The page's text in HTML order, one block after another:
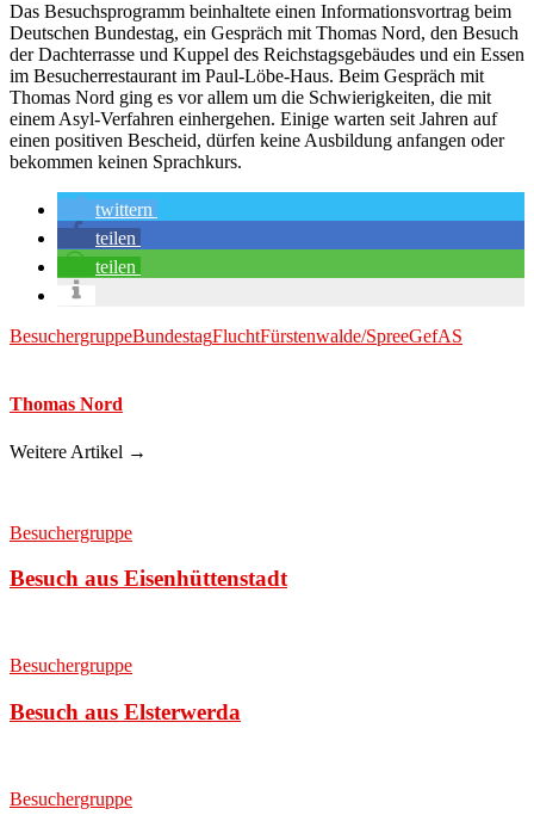
Das Besuchsprogramm beinhaltete einen Informationsvortrag beim
Deutschen Bundestag, ein Gespräch mit Thomas Nord, den Besuch
der Dachterrasse und Kuppel des Reichstagsgebäudes und ein Essen
im Besucherrestaurant im Paul-Löbe-Haus. Beim Gespräch mit
Thomas Nord ging es vor allem um die Schwierigkeiten, die mit
einem Asyl-Verfahren einhergehen. Einige warten seit Jahren auf
einen positiven Bescheid, dürfen keine Ausbildung anfangen oder
bekommen keinen Sprachkurs.
twittern
teilen
teilen
BesuchergruppeBundestagFluchtFürstenwalde/SpreeGefAS
Thomas Nord
Weitere Artikel →
Besuchergruppe
Besuch aus Eisenhüttenstadt
Besuchergruppe
Besuch aus Elsterwerda
Besuchergruppe